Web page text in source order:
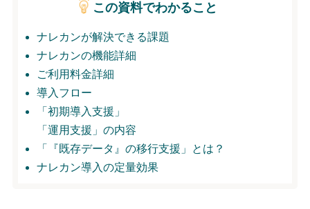
この資料でわかること
ナレカンが解決できる課題
ナレカンの機能詳細
ご利用料金詳細
導入フロー
「初期導入支援」
「運用支援」の内容
「『既存データ』の移行支援」とは？
ナレカン導入の定量効果